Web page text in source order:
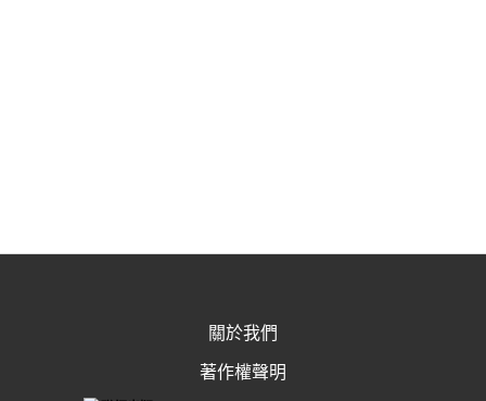
關於我們
著作權聲明